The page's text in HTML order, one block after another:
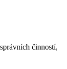
činností,